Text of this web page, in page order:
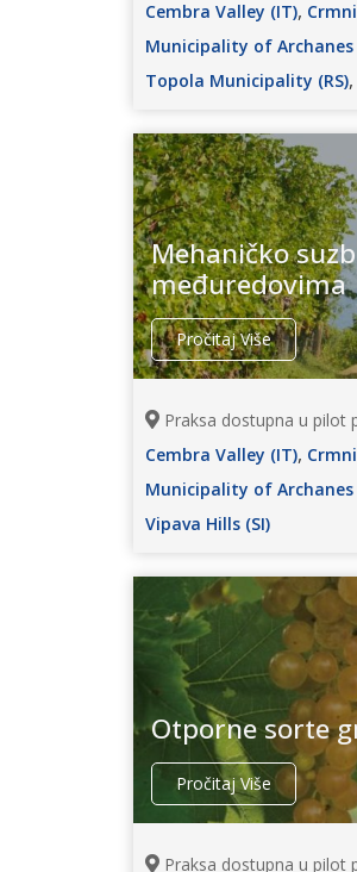
Cembra Valley (IT),
Municipality of Archanes
Topola Municipality (RS),
Mehaničko
međuredovima
Pročitaj Više
Praksa dostupna u pilot
Cembra Valley (IT),
Municipality of Archanes
Vipava Hills (SI)
Otporne sorte
Pročitaj Više
Praksa dostupna u pilot